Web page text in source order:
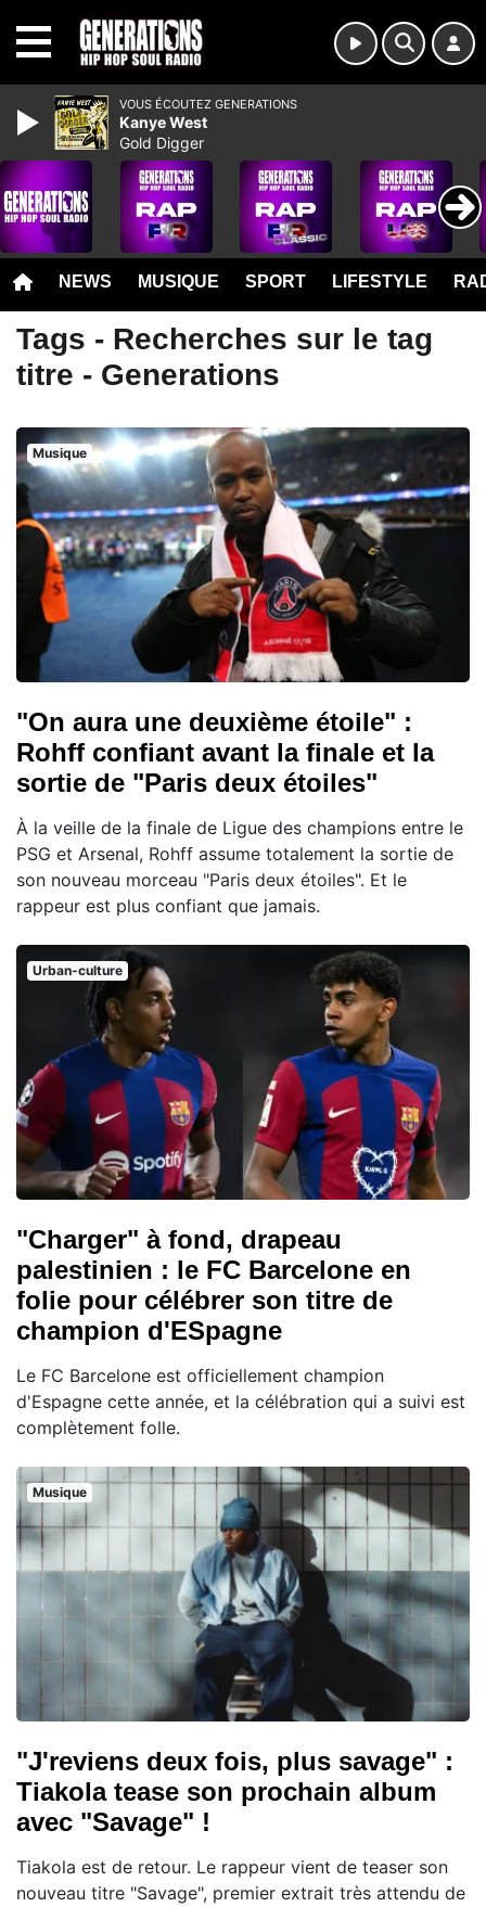
NEWS MUSIQUE SPORT LIFESTYLE
Tags - Recherches sur le tag
titre - Generations
Musique
"On aura une deuxième étoile" :
Rohff confiant avant la finale et la
sortie de "Paris deux étoiles"
À la veille de la finale de Ligue des champions entre le
PSG et Arsenal, Rohff assume totalement la sortie de
son nouveau morceau "Paris deux étoiles". Et le
rappeur est plus confiant que jamais.
Urban-culture
"Charger" à fond, drapeau
palestinien : le FC Barcelone en
folie pour célébrer son titre de
champion d'ESpagne
Le FC Barcelone est officiellement champion
d'Espagne cette année, et la célébration qui a suivi est
complètement folle.
Musique
"J'reviens deux fois, plus savage" :
Tiakola tease son prochain album
avec "Savage" !
Tiakola est de retour. Le rappeur vient de teaser son
nouveau titre "Savage", premier extrait très attendu de
VOUS ÉCOUTEZ GENERATIONS
Kanye West
Gold Digger